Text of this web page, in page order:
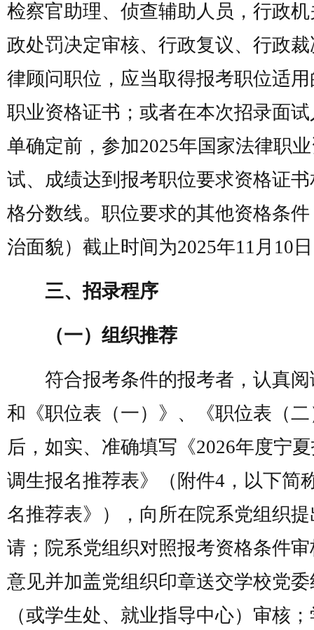
检察官助理、侦查辅助人员，行政
政处罚决定审核、行政复议、行政
律顾问职位，应当取得报考职位适
职业资格证书；或者在本次招录面
单确定前，参加2025年国家法律职
试、成绩达到报考职位要求资格证
格分数线。职位要求的其他资格条
治面貌）截止时间为2025年11月10
三、招录程序
（一）组织推荐
符合报考条件的报考者，认真阅
和《职位表（一）》、《职位表（
后，如实、准确填写《2026年度宁
调生报名推荐表》（附件4，以下简
名推荐表》），向所在院系党组织
请；院系党组织对照报考资格条件
意见并加盖党组织印章送交学校党
（或学生处、就业指导中心）审核